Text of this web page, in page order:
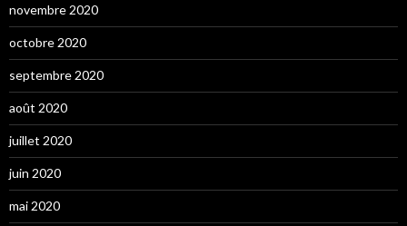
novembre 2020
octobre 2020
septembre 2020
août 2020
juillet 2020
juin 2020
mai 2020